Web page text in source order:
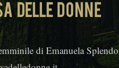
di Emanuela